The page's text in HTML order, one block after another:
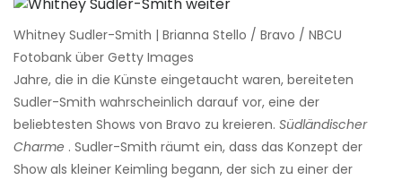
Whitney Sudler-Smith | Brianna Stello / Bravo / NBCU
Fotobank über Getty Images
Jahre, die in die Künste eingetaucht waren, bereiteten
Sudler-Smith wahrscheinlich darauf vor, eine der
beliebtesten Shows von Bravo zu kreieren. Südländischer
Charme . Sudler-Smith räumt ein, dass das Konzept der
Show als kleiner Keimling begann, der sich zu einer der